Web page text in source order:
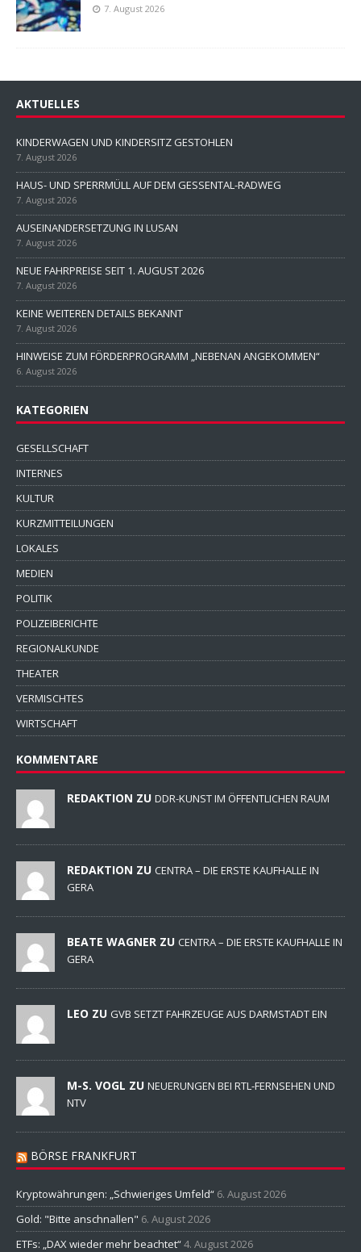
7. August 2026
AKTUELLES
KINDERWAGEN UND KINDERSITZ GESTOHLEN
7. August 2026
HAUS- UND SPERRMÜLL AUF DEM GESSENTAL-RADWEG
7. August 2026
AUSEINANDERSETZUNG IN LUSAN
7. August 2026
NEUE FAHRPREISE SEIT 1. AUGUST 2026
7. August 2026
KEINE WEITEREN DETAILS BEKANNT
7. August 2026
HINWEISE ZUM FÖRDERPROGRAMM „NEBENAN ANGEKOMMEN“
6. August 2026
KATEGORIEN
GESELLSCHAFT
INTERNES
KULTUR
KURZMITTEILUNGEN
LOKALES
MEDIEN
POLITIK
POLIZEIBERICHTE
REGIONALKUNDE
THEATER
VERMISCHTES
WIRTSCHAFT
KOMMENTARE
REDAKTION ZU DDR-KUNST IM ÖFFENTLICHEN RAUM
REDAKTION ZU CENTRA – DIE ERSTE KAUFHALLE IN
GERA
BEATE WAGNER ZU CENTRA – DIE ERSTE KAUFHALLE IN
GERA
LEO ZU GVB SETZT FAHRZEUGE AUS DARMSTADT EIN
M-S. VOGL ZU NEUERUNGEN BEI RTL-FERNSEHEN UND
NTV
BÖRSE FRANKFURT
Kryptowährungen: „Schwieriges Umfeld“ 6. August 2026
Gold: "Bitte anschnallen" 6. August 2026
ETFs: „DAX wieder mehr beachtet“4. August 2026